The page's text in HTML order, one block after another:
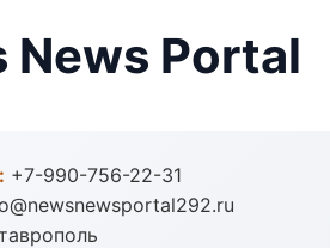
News Portal
+7-990-756-22-31